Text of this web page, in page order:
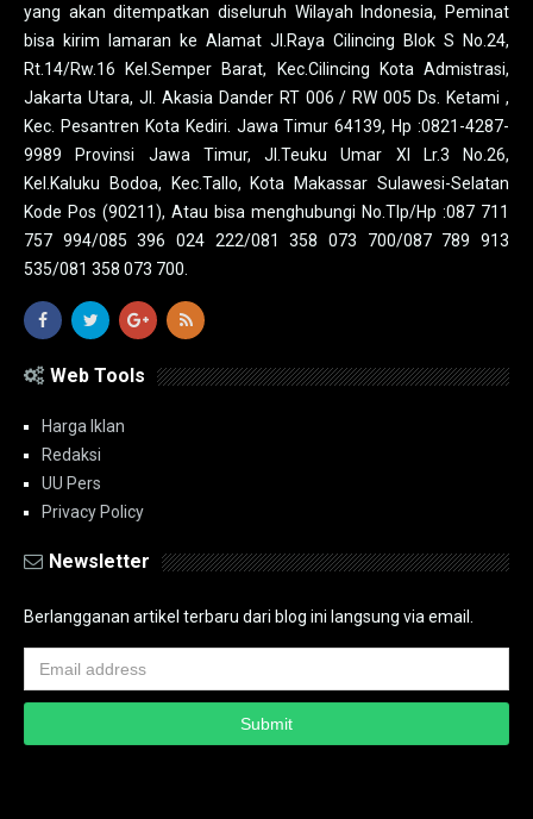
yang akan ditempatkan diseluruh Wilayah Indonesia, Peminat
bisa kirim lamaran ke Alamat Jl.Raya Cilincing Blok S No.24,
Rt.14/Rw.16 Kel.Semper Barat, Kec.Cilincing Kota Admistrasi,
Jakarta Utara, Jl. Akasia Dander RT 006 / RW 005 Ds. Ketami ,
Kec. Pesantren Kota Kediri. Jawa Timur 64139, Hp :0821-4287-
9989 Provinsi Jawa Timur, Jl.Teuku Umar XI Lr.3 No.26,
Kel.Kaluku Bodoa, Kec.Tallo, Kota Makassar Sulawesi-Selatan
Kode Pos (90211), Atau bisa menghubungi No.Tlp/Hp :087 711
757 994/085 396 024 222/081 358 073 700/087 789 913
535/081 358 073 700.
Web Tools
Harga Iklan
Redaksi
UU Pers
Privacy Policy
Newsletter
Berlangganan artikel terbaru dari blog ini langsung via email.